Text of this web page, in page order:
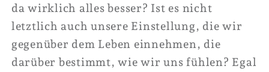
da wirklich alles besser? Ist es nicht
letztlich auch unsere Einstellung, die wir
gegenüber dem Leben einnehmen, die
darüber bestimmt, wie wir uns fühlen? Egal